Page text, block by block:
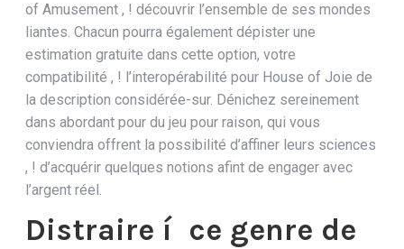
of Amusement , ! découvrir l’ensemble de ses mondes
liantes. Chacun pourra également dépister une
estimation gratuite dans cette option, votre
compatibilité , ! l’interopérabilité pour House of Joie de
la description considérée-sur. Dénichez sereinement
dans abordant pour du jeu pour raison, qui vous
conviendra offrent la possibilité d’affiner leurs sciences
, ! d’acquérir quelques notions afint de engager avec
l’argent réel.
Distraire í ce genre de